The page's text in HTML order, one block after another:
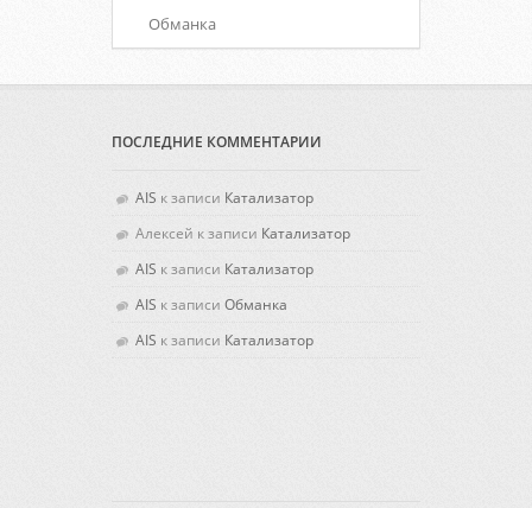
Обманка
ПОСЛЕДНИЕ КОММЕНТАРИИ
AIS к записи Катализатор
Алексей к записи Катализатор
AIS к записи Катализатор
AIS к записи Обманка
AIS к записи Катализатор